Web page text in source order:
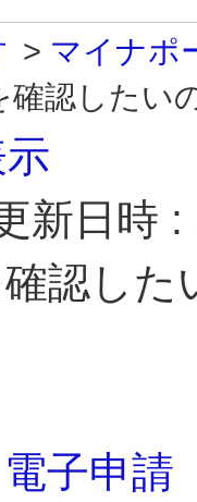
> マイナポ
確認したい
新日時
認し
子申請